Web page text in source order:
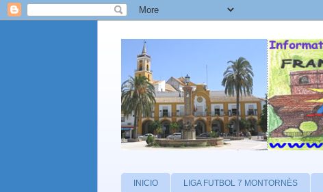
INICIO LIGA FUTBOL 7 MONTORNÈS